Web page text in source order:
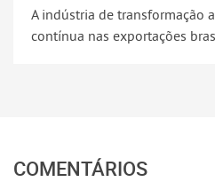
A indústria de transformação
contínua nas exportações
COMENTÁRIOS